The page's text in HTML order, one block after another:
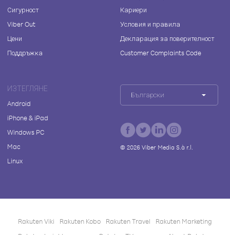
Сигурност
Viber Out
Цени
Поддръжка
Кариери
Условия и правила
Декларация за поверителност
Customer Complaints Code
ИЗТЕГЛЯНЕ
Android
iPhone & iPad
Windows PC
Mac
Linux
Български
© 2026Viber Media S.à r.l.
Rakuten Viki Rakuten Kobo Rakuten Travel
Rakuten Marketing